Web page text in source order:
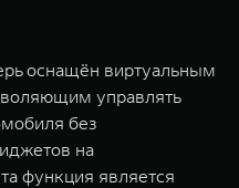
оснащён виртуальным
управлять
без
на
функция является